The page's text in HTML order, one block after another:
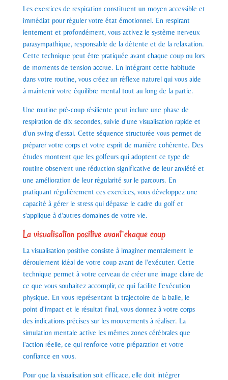
Les exercices de respiration constituent un moyen accessible et
immédiat pour réguler votre état émotionnel. En respirant
lentement et profondément, vous activez le système nerveux
parasympathique, responsable de la détente et de la relaxation.
Cette technique peut être pratiquée avant chaque coup ou lors
de moments de tension accrue. En intégrant cette habitude
dans votre routine, vous créez un réflexe naturel qui vous aide
à maintenir votre équilibre mental tout au long de la partie.
Une routine pré-coup résiliente peut inclure une phase de
respiration de dix secondes, suivie d'une visualisation rapide et
d'un swing d'essai. Cette séquence structurée vous permet de
préparer votre corps et votre esprit de manière cohérente. Des
études montrent que les golfeurs qui adoptent ce type de
routine observent une réduction significative de leur anxiété et
une amélioration de leur régularité sur le parcours. En
pratiquant régulièrement ces exercices, vous développez une
capacité à gérer le stress qui dépasse le cadre du golf et
s'applique à d'autres domaines de votre vie.
La visualisation positive avant chaque coup
La visualisation positive consiste à imaginer mentalement le
déroulement idéal de votre coup avant de l'exécuter. Cette
technique permet à votre cerveau de créer une image claire de
ce que vous souhaitez accomplir, ce qui facilite l'exécution
physique. En vous représentant la trajectoire de la balle, le
point d'impact et le résultat final, vous donnez à votre corps
des indications précises sur les mouvements à réaliser. La
simulation mentale active les mêmes zones cérébrales que
l'action réelle, ce qui renforce votre préparation et votre
confiance en vous.
Pour que la visualisation soit efficace, elle doit intégrer